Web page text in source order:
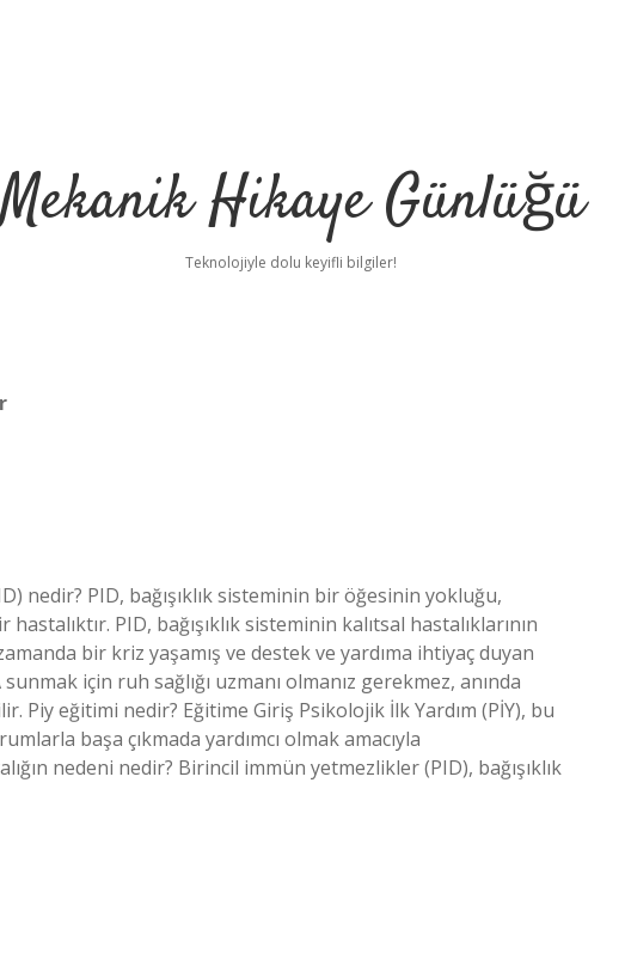
Hikaye Günlüğü
Teknolojiyle dolu keyifli bilgiler!
nedir? PID, bağışıklık sisteminin bir öğesinin yokluğu,
PID, bağışıklık sisteminin kalıtsal hastalıklarının
bir kriz yaşamış ve destek ve yardıma ihtiyaç duyan
için ruh sağlığı uzmanı olmanız gerekmez, anında
Piy eğitimi nedir? Eğitime Giriş Psikolojik İlk Yardım (PİY), bu
başa çıkmada yardımcı olmak amacıyla
nedeni nedir? Birincil immün yetmezlikler (PID), bağışıklık